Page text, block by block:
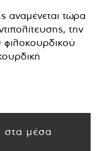
αναμένεται τώρα
την
μέσα